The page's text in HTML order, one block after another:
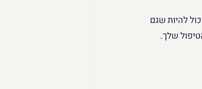
להיות שגם
שלך.